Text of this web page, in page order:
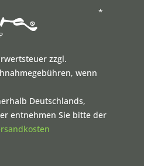
*
zzgl.
wenn
Deutschlands,
entnehmen Sie bitte der